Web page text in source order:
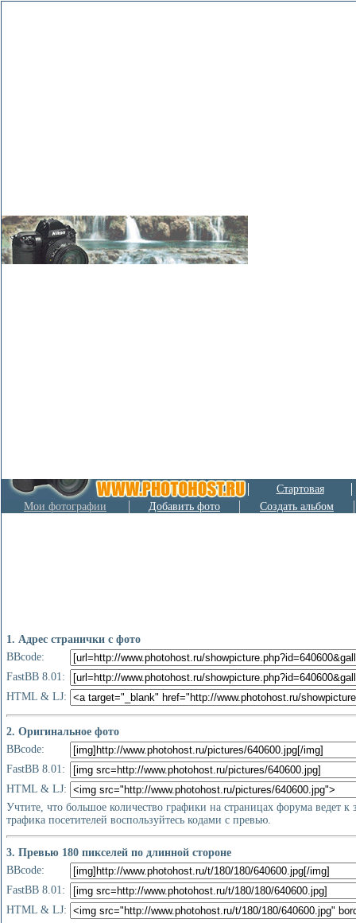
Стартовая
Мои фотографии
Добавить фото Создать альбом
1. Адрес странички с фото
BBcode:
FastBB 8.01:
HTML & LJ:
2. Оригинальное фото
BBcode:
FastBB 8.01:
HTML & LJ:
Учтите, что большое количество графики на страницах форума ведет
трафика посетителей воспользуйтесь кодами с превью.
3. Превью 180 пикселей по длинной стороне
BBcode:
FastBB 8.01:
HTML & LJ: